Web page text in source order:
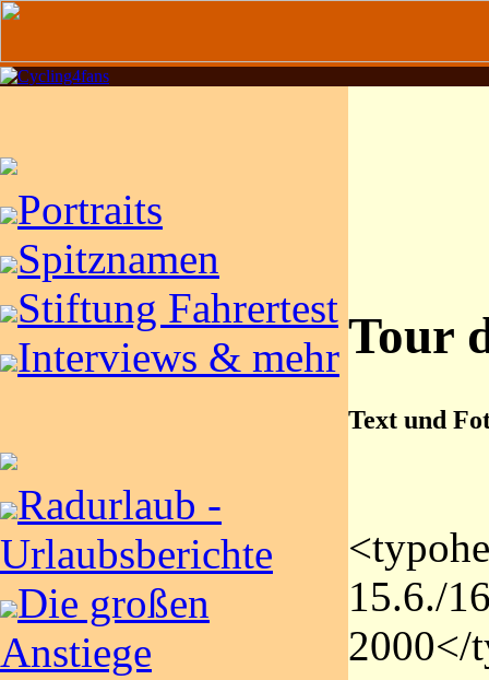
Portraits
Spitznamen
Stiftung Fahrertest
Interviews & mehr
Radurlaub -
Urlaubsberichte
Die großen
Anstiege
Tour
Text und
15.6./
2000</